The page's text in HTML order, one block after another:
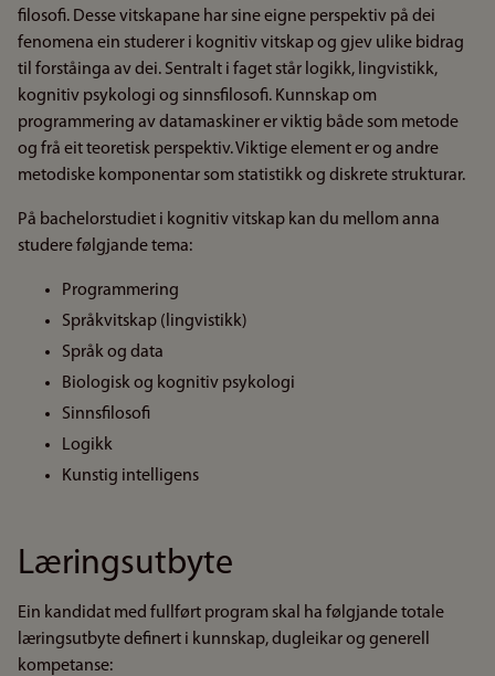
filosofi. Desse vitskapane har sine eigne perspektiv på dei
fenomena ein studerer i kognitiv vitskap og gjev ulike bidrag
til forståinga av dei. Sentralt i faget står logikk, lingvistikk,
kognitiv psykologi og sinnsfilosofi. Kunnskap om
programmering av datamaskiner er viktig både som metode
og frå eit teoretisk perspektiv. Viktige element er og andre
metodiske komponentar som statistikk og diskrete strukturar.
På bachelorstudiet i kognitiv vitskap kan du mellom anna
studere følgjande tema:
Programmering
Språkvitskap (lingvistikk)
Språk og data
Biologisk og kognitiv psykologi
Sinnsfilosofi
Logikk
Kunstig intelligens
Læringsutbyte
Ein kandidat med fullført program skal ha følgjande totale
læringsutbyte definert i kunnskap, dugleikar og generell
kompetanse: